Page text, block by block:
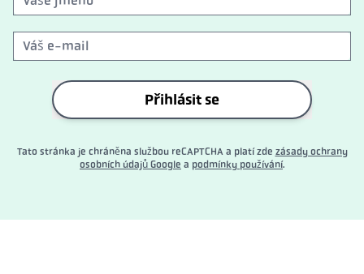
Přihlásit se
Tato stránka je chráněna službou reCAPTCHA a platí zde zásady ochrany
osobních údajů Google a podmínky používání.